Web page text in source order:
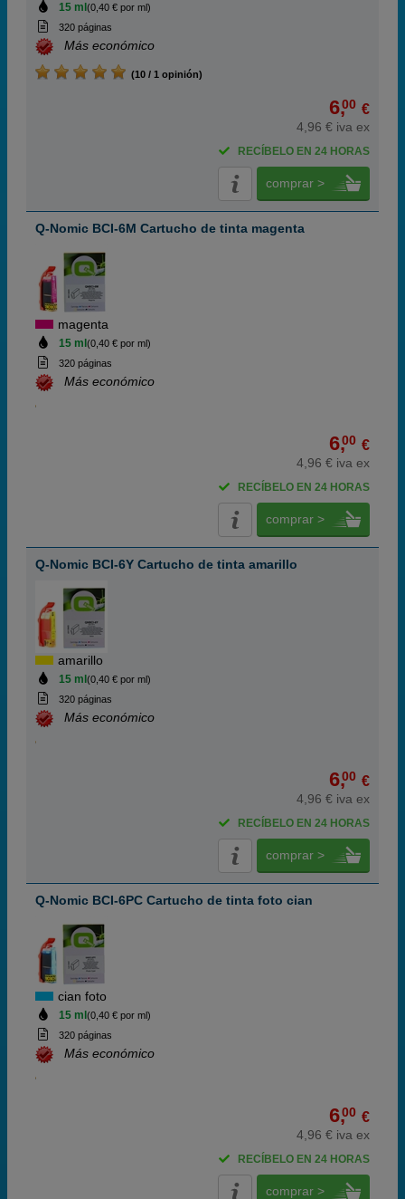
15 ml (0,40 € por ml)
320 páginas
Más económico
(10 / 1 opinión)
6,00 €
4,96 € iva ex
RECÍBELO EN 24 HORAS
comprar >
Q-Nomic BCI-6M Cartucho de tinta magenta
magenta
15 ml (0,40 € por ml)
320 páginas
Más económico
6,00 €
4,96 € iva ex
RECÍBELO EN 24 HORAS
comprar >
Q-Nomic BCI-6Y Cartucho de tinta amarillo
amarillo
15 ml (0,40 € por ml)
320 páginas
Más económico
6,00 €
4,96 € iva ex
RECÍBELO EN 24 HORAS
comprar >
Q-Nomic BCI-6PC Cartucho de tinta foto cian
cian foto
15 ml (0,40 € por ml)
320 páginas
Más económico
6,00 €
4,96 € iva ex
RECÍBELO EN 24 HORAS
comprar >